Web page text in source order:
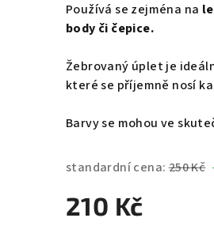
Používá se zejména na
body či čepice.
Žebrovaný úplet je
které se příjemně nosí
Barvy se mohou ve
standardní cena: 250 Kč
210 Kč